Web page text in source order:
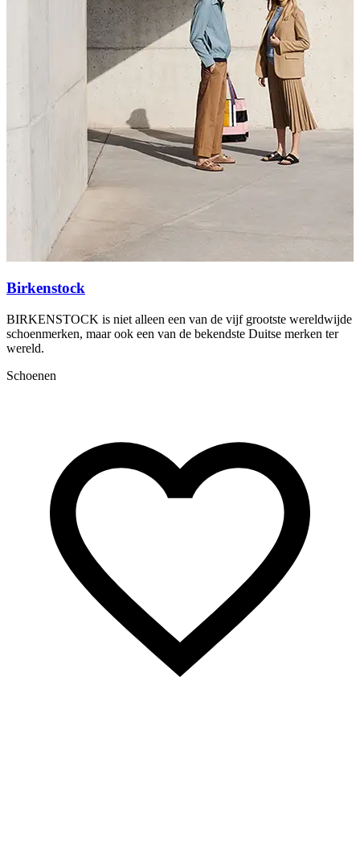
Birkenstock
BIRKENSTOCK is niet alleen een van de vijf grootste wereldwijde
schoenmerken, maar ook een van de bekendste Duitse merken ter
wereld.
Schoenen